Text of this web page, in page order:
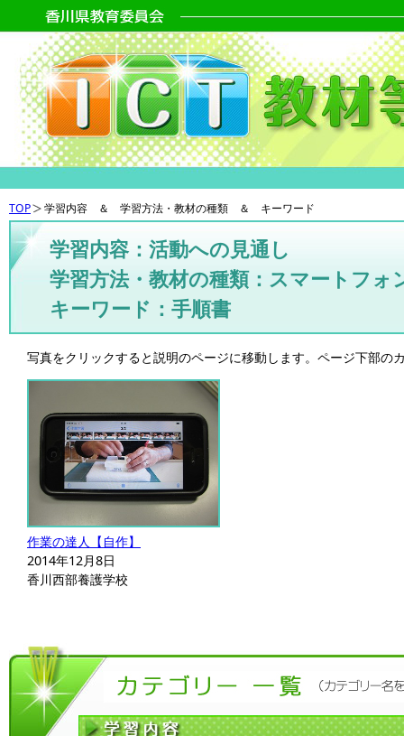
TOP 学習内容 ＆ 学習方法・教材の種類 ＆ キーワード
学習内容：活動への見通し
学習方法・教材の種類：スマートフォ
キーワード：手順書
写真をクリックすると説明のページに移動します。ページ下部
作業の達人【自作】
2014年12月8日
香川西部養護学校